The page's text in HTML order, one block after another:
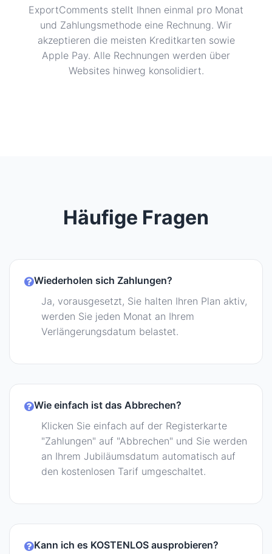
ExportComments stellt Ihnen einmal pro Monat
und Zahlungsmethode eine Rechnung. Wir
akzeptieren die meisten Kreditkarten sowie
Apple Pay. Alle Rechnungen werden über
Websites hinweg konsolidiert.
Häufige Fragen
Wiederholen sich Zahlungen?
Ja, vorausgesetzt, Sie halten Ihren Plan aktiv,
werden Sie jeden Monat an Ihrem
Verlängerungsdatum belastet.
Wie einfach ist das Abbrechen?
Klicken Sie einfach auf der Registerkarte
"Zahlungen" auf "Abbrechen" und Sie werden
an Ihrem Jubiläumsdatum automatisch auf
den kostenlosen Tarif umgeschaltet.
Kann ich es KOSTENLOS ausprobieren?